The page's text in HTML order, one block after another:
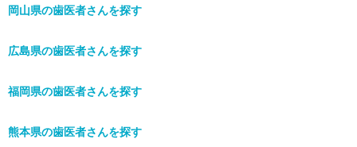
岡山県の歯医者さんを探す
広島県の歯医者さんを探す
福岡県の歯医者さんを探す
熊本県の歯医者さんを探す